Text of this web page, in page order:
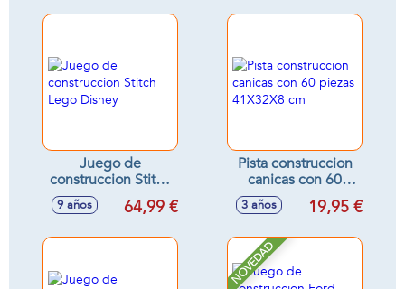
Juego de
construccion Stitch
Lego Disney
9 años 64,99 €
Pista construccion
canicas con 60
piezas 41X32X8 cm
3 años 19,95 €
NOVEDAD